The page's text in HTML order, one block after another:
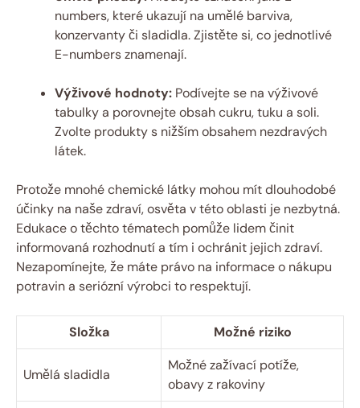
numbers, které ukazují na umělé barviva,
konzervanty či sladidla. Zjistěte si, co jednotlivé
E-numbers znamenají.
Výživové hodnoty: Podívejte se na výživové
tabulky a porovnejte obsah cukru, tuku a soli.
Zvolte produkty s nižším obsahem nezdravých
látek.
Protože mnohé chemické látky mohou mít dlouhodobé
účinky na naše zdraví, osvěta v této oblasti je nezbytná.
Edukace o těchto tématech pomůže lidem činit
informovaná rozhodnutí a tím i ochránit jejich zdraví.
Nezapomínejte, že máte právo na informace o nákupu
potravin a seriózní výrobci to respektují.
Složka Možné riziko
Umělá sladidla
Možné zažívací potíže,
obavy z rakoviny